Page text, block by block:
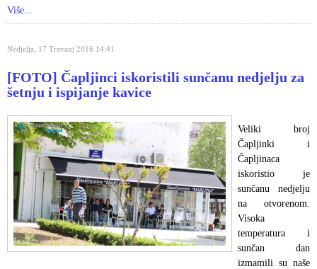
Više...
Nedjelja, 17 Travanj 2016 14:41
[FOTO] Čapljinci iskoristili sunčanu nedjelju za
šetnju i ispijanje kavice
Veliki broj
Čapljinki i
Čapljinaca
iskoristio je
sunčanu nedjelju
na otvorenom.
Visoka
temperatura i
sunčan dan
izmamili su naše